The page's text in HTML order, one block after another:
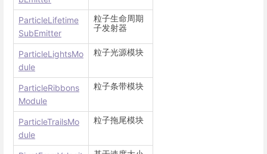
ParticleLifetime
SubEmitter
粒子生命周期
子发射器
ParticleLightsMo
dule
粒子光源模块
ParticleRibbons
Module
粒子条带模块
ParticleTrailsMo
dule
粒子拖尾模块